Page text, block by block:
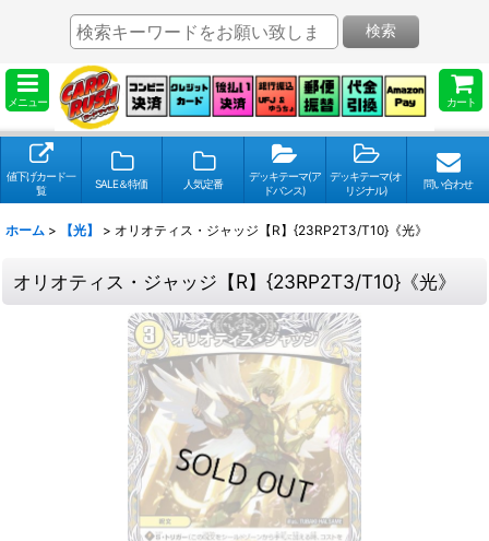
メニュー カート
検索
値下げカード一
覧
SALE＆特価 人気定番
デッキテーマ(ア
ドバンス)
デッキテーマ(オ
リジナル)
問い合わせ
ホーム > 【光】 > オリオティス・ジャッジ【R】{23RP2T3/T10}《光》
オリオティス・ジャッジ【R】{23RP2T3/T10}《光》